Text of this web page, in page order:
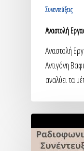
Συνεντεύξεις
Αναστολή
Αναστολή
Αντιγόνη
αναλύει τα